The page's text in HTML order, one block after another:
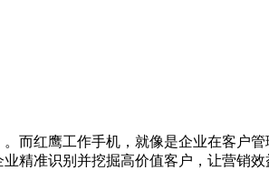
而红鹰工作手机，就像是企业在客户
精准识别并挖掘高价值客户，让营销效